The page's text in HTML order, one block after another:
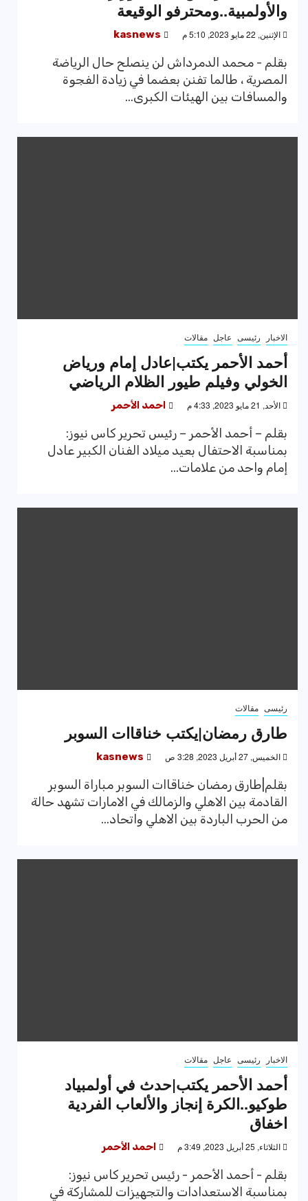
والأولمبية..ومحترفو الوقيعة
الإثنين, 22 مايو 2023, 5:10 م kasnews
بقلم - محمد الدمرداش لن ينصلح حال الرياضة
المصرية ، طالما تفنن بعضما في زيادة الفجوة
والمسافات بين الهيئات الكبرى...
الاخبار رئيسى عاجل مقالات
أحمد الأحمر يكتب|عادل إمام ورياض
الخولي وفيلم طيور الظلام الرياضي
الأحد, 21 مايو 2023, 4:33 م احمد الأحمر
بقلم – أحمد الأحمر – رئيس تحرير كاس نيوز:
بمناسبة الاحتفال بعيد ميلاد الفنان الكبير عادل
إمام واحد من علامات...
رئيسى مقالات
طارق رمضان|يكتب خناقاات السوبر
الخميس, 27 أبريل 2023, 3:28 ص kasnews
بقلم|طارق رمضان خناقاات السوبر مباراة السوبر
القادمة بين الاهلي والزمالك في الامارات تشهد حالة
من الحرب الباردة بين الاهلي واتحاد...
الاخبار رئيسى عاجل مقالات
أحمد الأحمر يكتب|حدث في أولمبياد
طوكيو..الكرة إنجاز والألعاب الفردية
اخفاق
الثلاثاء, 25 أبريل 2023, 3:49 م احمد الأحمر
بقلم - أحمد الأحمر - رئيس تحرير كاس نيوز:
بمناسبة الاستعدادات والتجهيزات للمشاركة في